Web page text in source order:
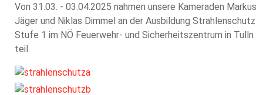
Von 31.03. - 03.04.2025 nahmen unsere Kameraden Markus
Jäger und Niklas Dimmel an der Ausbildung Strahlenschutz
Stufe 1 im NÖ Feuerwehr- und Sicherheitszentrum in Tulln
teil.